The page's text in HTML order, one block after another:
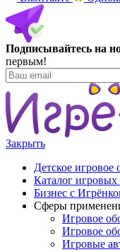
Подписывайтесь на
первым!
Закрыть
Детское игровое
Каталог
Бизнес с
Сферы
Игровое
Игровое
Игровые